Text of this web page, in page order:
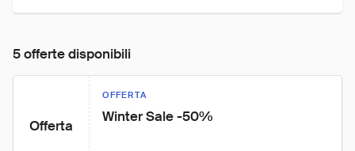
5 offerte disponibili
Offerta
OFFERTA
Winter Sale -50%